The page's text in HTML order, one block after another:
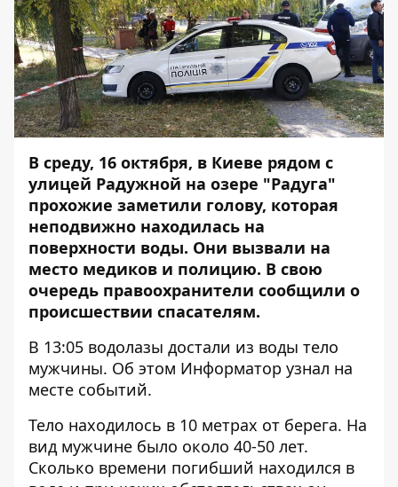
В среду, 16 октября, в Киеве рядом с
улицей Радужной на озере "Радуга"
прохожие заметили голову, которая
неподвижно находилась на
поверхности воды. Они вызвали на
место медиков и полицию. В свою
очередь правоохранители сообщили о
происшествии спасателям.
В 13:05 водолазы достали из воды тело
мужчины. Об этом Информатор узнал на
месте событий.
Тело находилось в 10 метрах от берега. На
вид мужчине было около 40-50 лет.
Сколько времени погибший находился в